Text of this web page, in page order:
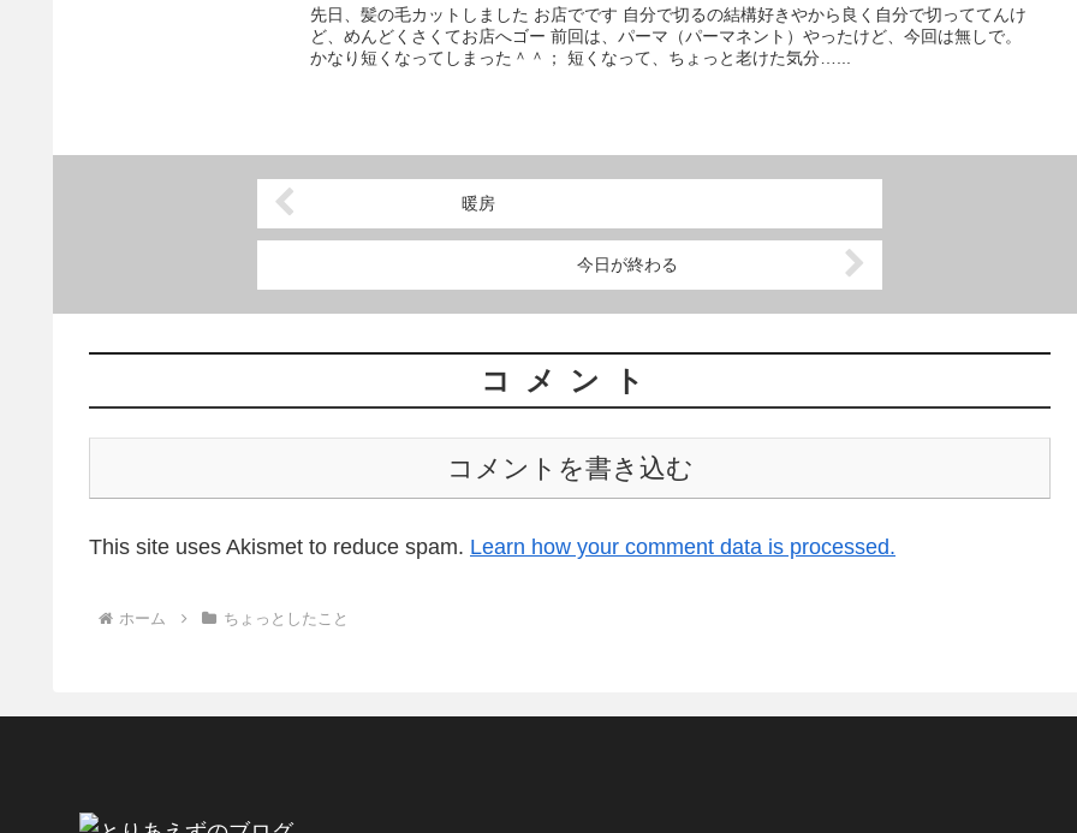
先日、髪の毛カットしました お店でです 自分で切るの結構好きやから良く自分で切っててんけ
ど、めんどくさくてお店へゴー 前回は、パーマ（パーマネント）やったけど、今回は無しで。
かなり短くなってしまった＾＾； 短くなって、ちょっと老けた気分…...
暖房
今日が終わる
コメント
コメントを書き込む
This site uses Akismet to reduce spam. Learn how your comment data is processed.
ホーム ちょっとしたこと